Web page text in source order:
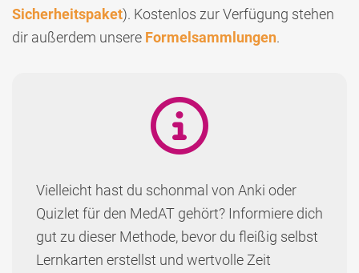
Sicherheitspaket). Kostenlos zur Verfügung stehen
dir außerdem unsere Formelsammlungen.
Vielleicht hast du schonmal von Anki oder
Quizlet für den MedAT gehört? Informiere dich
gut zu dieser Methode, bevor du fleißig selbst
Lernkarten erstellst und wertvolle Zeit